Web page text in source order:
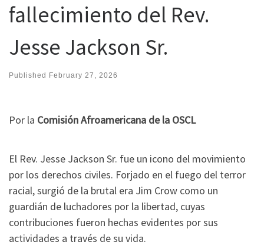
fallecimiento del Rev.
Jesse Jackson Sr.
Published February 27, 2026
Por la Comisión Afroamericana de la OSCL
El Rev. Jesse Jackson Sr. fue un icono del movimiento
por los derechos civiles. Forjado en el fuego del terror
racial, surgió de la brutal era Jim Crow como un
guardián de luchadores por la libertad, cuyas
contribuciones fueron hechas evidentes por sus
actividades a través de su vida.